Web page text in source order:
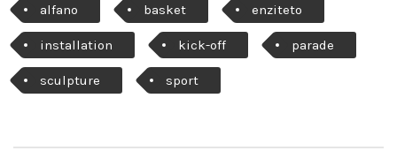
alfano basket enziteto
installation kick-off parade
sculpture sport